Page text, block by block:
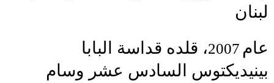
لبنان
عام 2007، قلده قداسة البابا
بينيديكتوس السادس عشر وسام